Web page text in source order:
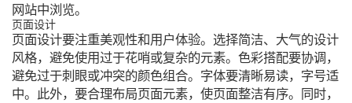
网站中浏览。
页面设计
页面设计要注重美观性和用户体验。选择简洁、大气的设计
风格，避免使用过于花哨或复杂的元素。色彩搭配要协调，
避免过于刺眼或冲突的颜色组合。字体要清晰易读，字号适
中。此外，要合理布局页面元素，使页面整洁有序。同时，